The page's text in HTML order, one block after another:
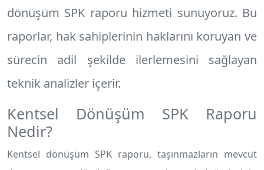
dönüşüm SPK raporu hizmeti sunuyoruz. Bu
raporlar, hak sahiplerinin haklarını koruyan ve
sürecin adil şekilde ilerlemesini sağlayan
teknik analizler içerir.
Kentsel Dönüşüm SPK Raporu
Nedir?
Kentsel dönüşüm SPK raporu, taşınmazların mevcut